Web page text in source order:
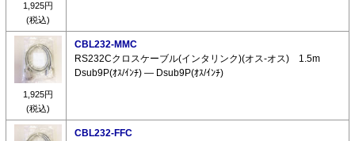
1,925円
(税込)
1,925円
(税込)
CBL232-MMC
RS232Cクロスケーブル(インタリンク)(オス-オス) 1.5m
Dsub9P(ｵｽ/ｲﾝﾁ) ― Dsub9P(ｵｽ/ｲﾝﾁ)
CBL232-FFC